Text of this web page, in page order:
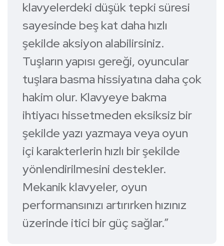
klavyelerdeki düşük tepki süresi
sayesinde beş kat daha hızlı
şekilde aksiyon alabilirsiniz.
Tuşların yapısı gereği, oyuncular
tuşlara basma hissiyatına daha çok
hakim olur. Klavyeye bakma
ihtiyacı hissetmeden eksiksiz bir
şekilde yazı yazmaya veya oyun
içi karakterlerin hızlı bir şekilde
yönlendirilmesini destekler.
Mekanik klavyeler, oyun
performansınızı artırırken hızınız
üzerinde itici bir güç sağlar.”